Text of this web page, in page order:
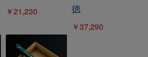
￥21,230
徳
￥37,290